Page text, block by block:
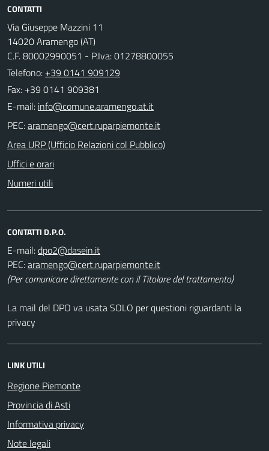
CONTATTI
Via Giuseppe Mazzini 11
14020 Aramengo (AT)
C.F. 80002990051 - P.Iva: 01278800055
Telefono: +39 0141 909129
Fax: +39 0141 909381
E-mail:
PEC:
Area URP (Ufficio Relazioni col Pubblico)
Uffici e orari
Numeri utili
CONTATTI D.P.O.
E-mail:
PEC:
(Per comunicare direttamente con il Titolare del trattamento)
La mail del DPO va usata SOLO per questioni riguardanti la
privacy
LINK UTILI
Regione Piemonte
Provincia di Asti
Informativa privacy
Note legali